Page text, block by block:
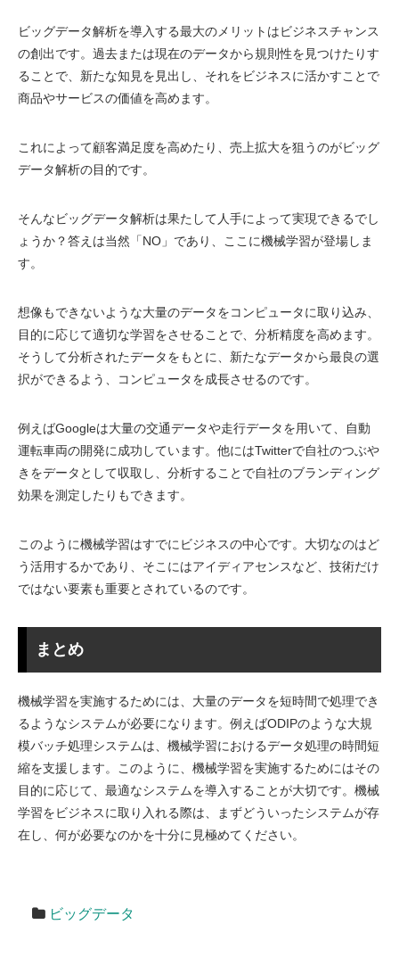
ビッグデータ解析を導入する最大のメリットはビジネスチャンス
の創出です。過去または現在のデータから規則性を見つけたりす
ることで、新たな知見を見出し、それをビジネスに活かすことで
商品やサービスの価値を高めます。
これによって顧客満足度を高めたり、売上拡大を狙うのがビッグ
データ解析の目的です。
そんなビッグデータ解析は果たして人手によって実現できるでし
ょうか？答えは当然「NO」であり、ここに機械学習が登場しま
す。
想像もできないような大量のデータをコンピュータに取り込み、
目的に応じて適切な学習をさせることで、分析精度を高めます。
そうして分析されたデータをもとに、新たなデータから最良の選
択ができるよう、コンピュータを成長させるのです。
例えばGoogleは大量の交通データや走行データを用いて、自動
運転車両の開発に成功しています。他にはTwitterで自社のつぶや
きをデータとして収取し、分析することで自社のブランディング
効果を測定したりもできます。
このように機械学習はすでにビジネスの中心です。大切なのはど
う活用するかであり、そこにはアイディアセンスなど、技術だけ
ではない要素も重要とされているのです。
まとめ
機械学習を実施するためには、大量のデータを短時間で処理でき
るようなシステムが必要になります。例えばODIPのような大規
模バッチ処理システムは、機械学習におけるデータ処理の時間短
縮を支援します。このように、機械学習を実施するためにはその
目的に応じて、最適なシステムを導入することが大切です。機械
学習をビジネスに取り入れる際は、まずどういったシステムが存
在し、何が必要なのかを十分に見極めてください。
ビッグデータ